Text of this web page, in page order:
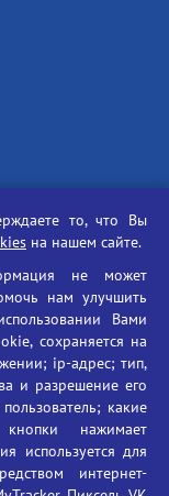
то, что Вы
на нашем сайте.
не может
нам улучшить
Вами
сохраняется на
ip-адрес; тип,
и разрешение его
какие
нажимает
используется для
интернет-